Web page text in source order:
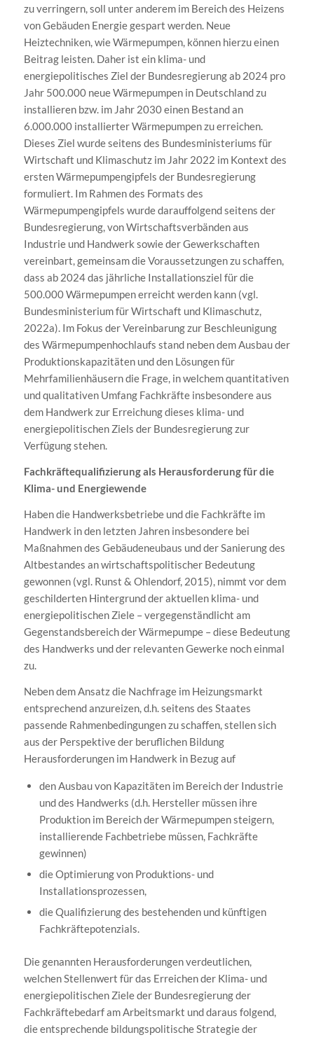
zu verringern, soll unter anderem im Bereich des Heizens
von Gebäuden Energie gespart werden. Neue
Heiztechniken, wie Wärmepumpen, können hierzu einen
Beitrag leisten. Daher ist ein klima- und
energiepolitisches Ziel der Bundesregierung ab 2024 pro
Jahr 500.000 neue Wärmepumpen in Deutschland zu
installieren bzw. im Jahr 2030 einen Bestand an
6.000.000 installierter Wärmepumpen zu erreichen.
Dieses Ziel wurde seitens des Bundesministeriums für
Wirtschaft und Klimaschutz im Jahr 2022 im Kontext des
ersten Wärmepumpengipfels der Bundesregierung
formuliert. Im Rahmen des Formats des
Wärmepumpengipfels wurde darauffolgend seitens der
Bundesregierung, von Wirtschaftsverbänden aus
Industrie und Handwerk sowie der Gewerkschaften
vereinbart, gemeinsam die Voraussetzungen zu schaffen,
dass ab 2024 das jährliche Installationsziel für die
500.000 Wärmepumpen erreicht werden kann (vgl.
Bundesministerium für Wirtschaft und Klimaschutz,
2022a). Im Fokus der Vereinbarung zur Beschleunigung
des Wärmepumpenhochlaufs stand neben dem Ausbau der
Produktionskapazitäten und den Lösungen für
Mehrfamilienhäusern die Frage, in welchem quantitativen
und qualitativen Umfang Fachkräfte insbesondere aus
dem Handwerk zur Erreichung dieses klima- und
energiepolitischen Ziels der Bundesregierung zur
Verfügung stehen.
Fachkräftequalifizierung als Herausforderung für die
Klima- und Energiewende
Haben die Handwerksbetriebe und die Fachkräfte im
Handwerk in den letzten Jahren insbesondere bei
Maßnahmen des Gebäudeneubaus und der Sanierung des
Altbestandes an wirtschaftspolitischer Bedeutung
gewonnen (vgl. Runst & Ohlendorf, 2015), nimmt vor dem
geschilderten Hintergrund der aktuellen klima- und
energiepolitischen Ziele – vergegenständlicht am
Gegenstandsbereich der Wärmepumpe – diese Bedeutung
des Handwerks und der relevanten Gewerke noch einmal
zu.
Neben dem Ansatz die Nachfrage im Heizungsmarkt
entsprechend anzureizen, d.h. seitens des Staates
passende Rahmenbedingungen zu schaffen, stellen sich
aus der Perspektive der beruflichen Bildung
Herausforderungen im Handwerk in Bezug auf
den Ausbau von Kapazitäten im Bereich der Industrie
und des Handwerks (d.h. Hersteller müssen ihre
Produktion im Bereich der Wärmepumpen steigern,
installierende Fachbetriebe müssen, Fachkräfte
gewinnen)
die Optimierung von Produktions- und
Installationsprozessen,
die Qualifizierung des bestehenden und künftigen
Fachkräftepotenzials.
Die genannten Herausforderungen verdeutlichen,
welchen Stellenwert für das Erreichen der Klima- und
energiepolitischen Ziele der Bundesregierung der
Fachkräftebedarf am Arbeitsmarkt und daraus folgend,
die entsprechende bildungspolitische Strategie der